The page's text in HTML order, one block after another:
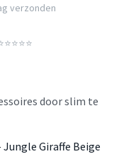
verzonden
door slim te
Giraffe Beige